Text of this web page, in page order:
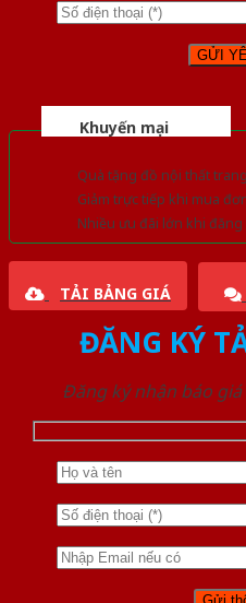
Khuyến mại
Quà tặng đồ nội thất
Giảm trực tiếp khi mua
Nhiều ưu đãi lớn khi
TẢI BẢNG GIÁ
ĐĂNG KÝ
Đăng ký nhận báo